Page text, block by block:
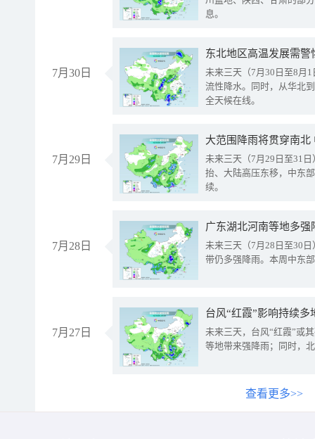
息。
7月30日
东北地区高温发展需
未来三天（7月30日至8月
流性降水。同时，从华北
全天候在线。
7月29日
大范围降雨将贯穿南
未来三天（7月29日至31
抬、大陆高压东移，中东
续。
7月28日
广东湖北河南等地多
未来三天（7月28日至30
带仍多强降雨。本周中东
7月27日
台风“红霞”影响持续
未来三天，台风“红霞”或
等地带来强降雨；同时，
查看更多>>